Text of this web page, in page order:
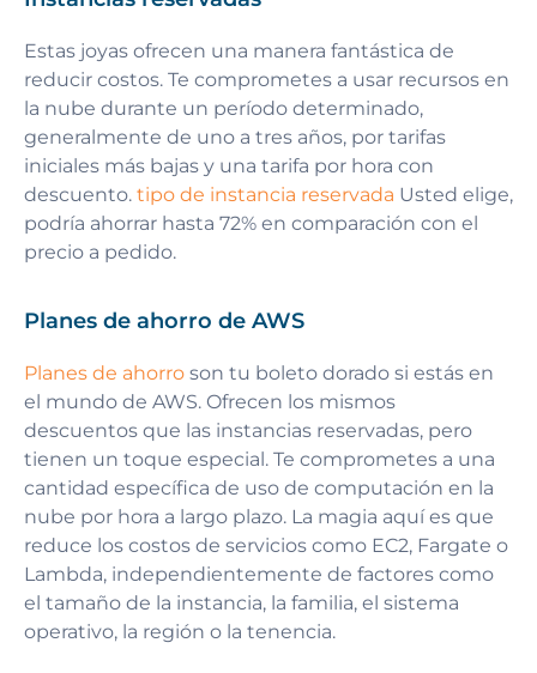
Estas joyas ofrecen una manera fantástica de
reducir costos. Te comprometes a usar recursos en
la nube durante un período determinado,
generalmente de uno a tres años, por tarifas
iniciales más bajas y una tarifa por hora con
descuento. tipo de instancia reservada Usted elige,
podría ahorrar hasta 72% en comparación con el
precio a pedido.
Planes de ahorro de AWS
Planes de ahorro son tu boleto dorado si estás en
el mundo de AWS. Ofrecen los mismos
descuentos que las instancias reservadas, pero
tienen un toque especial. Te comprometes a una
cantidad específica de uso de computación en la
nube por hora a largo plazo. La magia aquí es que
reduce los costos de servicios como EC2, Fargate o
Lambda, independientemente de factores como
el tamaño de la instancia, la familia, el sistema
operativo, la región o la tenencia.